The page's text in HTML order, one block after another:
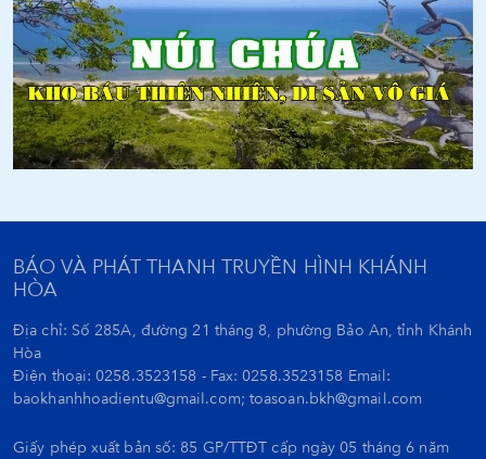
BÁO VÀ PHÁT THANH TRUYỀN HÌNH KHÁNH
HÒA
Địa chỉ: Số 285A, đường 21 tháng 8, phường Bảo An, tỉnh Khánh
Hòa
Điện thoại: 0258.3523158 - Fax: 0258.3523158 Email:
baokhanhhoadientu@gmail.com; toasoan.bkh@gmail.com
Giấy phép xuất bản số: 85 GP/TTĐT cấp ngày 05 tháng 6 năm